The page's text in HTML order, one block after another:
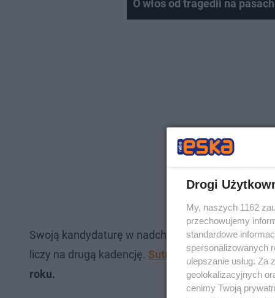
O włos od tragedii na
Swoją kandydaturę w nadchodzących wyborach
liczy na drugą kadencję. Sutryk kandydował
roku.
Drogi
My, naszych 1162
przechowujemy
standardowe
spersonalizowanych
ulepszanie usług.
geolokalizacyjnych
cenimy Twoją